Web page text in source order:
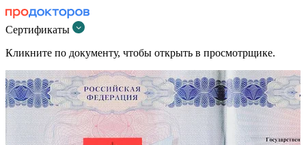
Сертификаты
Кликните по документу, чтобы открыть в просмотрщике.